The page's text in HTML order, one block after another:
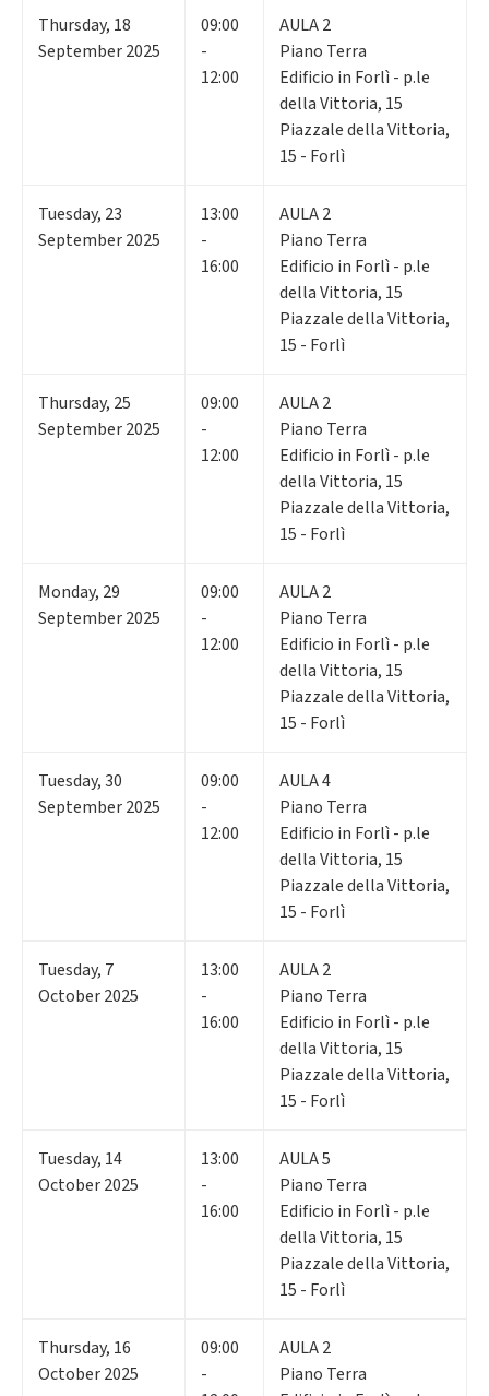
Thursday, 18
September 2025
09:00
-
12:00
AULA 2
Piano Terra
Edificio in Forlì - p.le
della Vittoria, 15
Piazzale della Vittoria,
15 - Forlì
Tuesday, 23
September 2025
13:00
-
16:00
AULA 2
Piano Terra
Edificio in Forlì - p.le
della Vittoria, 15
Piazzale della Vittoria,
15 - Forlì
Thursday, 25
September 2025
09:00
-
12:00
AULA 2
Piano Terra
Edificio in Forlì - p.le
della Vittoria, 15
Piazzale della Vittoria,
15 - Forlì
Monday, 29
September 2025
09:00
-
12:00
AULA 2
Piano Terra
Edificio in Forlì - p.le
della Vittoria, 15
Piazzale della Vittoria,
15 - Forlì
Tuesday,30
September 2025
09:00
-
12:00
AULA 4
Piano Terra
Edificio in Forlì - p.le
della Vittoria, 15
Piazzale della Vittoria,
15 - Forlì
Tuesday, 7
October 2025
13:00
-
16:00
AULA 2
Piano Terra
Edificio in Forlì - p.le
della Vittoria, 15
Piazzale della Vittoria,
15 - Forlì
Tuesday, 14
October 2025
13:00
-
16:00
AULA 5
Piano Terra
Edificio in Forlì - p.le
della Vittoria, 15
Piazzale della Vittoria,
15 - Forlì
Thursday, 16
October 2025
09:00
-
AULA 2
Piano Terra